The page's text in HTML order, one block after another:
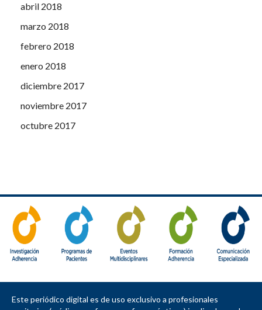
abril 2018
marzo 2018
febrero 2018
enero 2018
diciembre 2017
noviembre 2017
octubre 2017
Este periódico digital es de uso exclusivo a profesionales